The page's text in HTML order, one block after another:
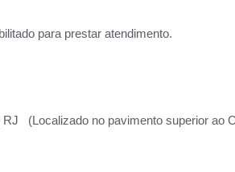
para prestar atendimento.
(Localizado no pavimento superior ao